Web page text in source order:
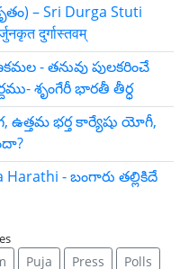
– Sri Durga Stuti
दुर्गास्तवम्
- తనువు పులకరించే
శృంగేరీ భారతీ తీర్ధ
ఉత్తమ భర్త కార్యేషు యోగీ,
- బంగారు తల్లికిదే
Puja Press Polls